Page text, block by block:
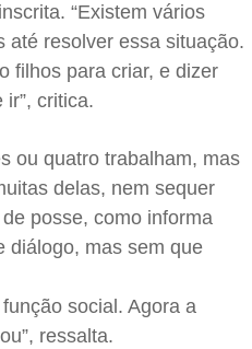
“Existem vários
até resolver essa situação.
filhos para criar, e dizer
critica.
ou quatro trabalham, mas
delas, nem sequer
posse, como informa
diálogo, mas sem que
social. Agora a
ressalta.